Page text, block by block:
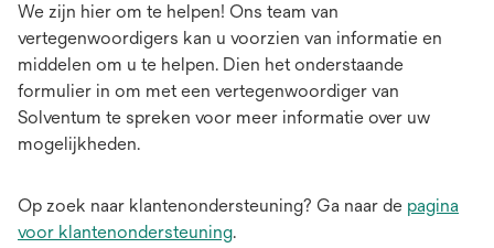
We zijn hier om te helpen! Ons team van
vertegenwoordigers kan u voorzien van informatie en
middelen om u te helpen. Dien het onderstaande
formulier in om met een vertegenwoordiger van
Solventum te spreken voor meer informatie over uw
mogelijkheden.
Op zoek naar klantenondersteuning? Ga naar de pagina
voor klantenondersteuning.